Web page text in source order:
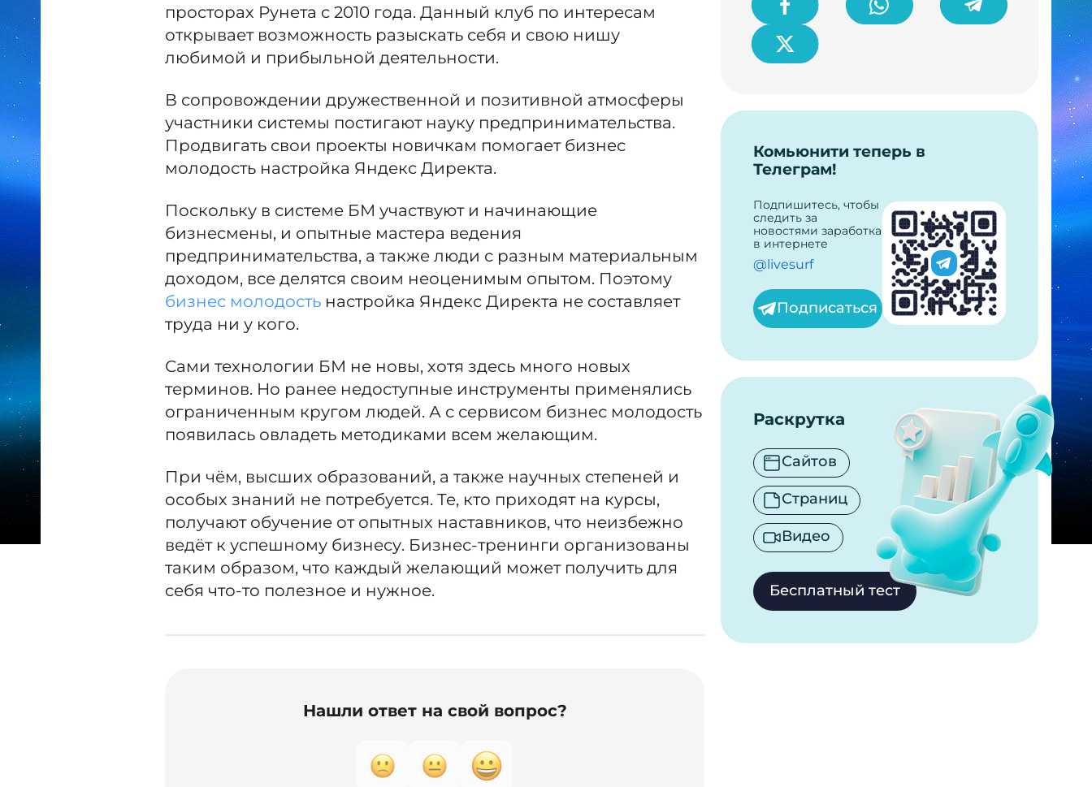
просторах Рунета с 2010 года. Данный клуб по интересам
открывает возможность разыскать себя и свою нишу
любимой и прибыльной деятельности.
В сопровождении дружественной и позитивной атмосферы
участники системы постигают науку предпринимательства.
Продвигать свои проекты новичкам помогает бизнес
молодость настройка Яндекс Директа.
Поскольку в системе БМ участвуют и начинающие
бизнесмены, и опытные мастера ведения
предпринимательства, а также люди с разным материальным
доходом, все делятся своим неоценимым опытом. Поэтому
бизнес молодость настройка Яндекс Директа не составляет
труда ни у кого.
Сами технологии БМ не новы, хотя здесь много новых
терминов. Но ранее недоступные инструменты применялись
ограниченным кругом людей. А с сервисом бизнес молодость
появилась овладеть методиками всем желающим.
При чём, высших образований, а также научных степеней и
особых знаний не потребуется. Те, кто приходят на курсы,
получают обучение от опытных наставников, что неизбежно
ведёт к успешному бизнесу. Бизнес-тренинги организованы
таким образом, что каждый желающий может получить для
себя что-то полезное и нужное.
Нашли ответ на свой вопрос?
Комьюнити теперь в
Телеграм!
Подпишитесь, чтобы
следить за
новостями заработка
в интернете
@livesurf
Подписаться
Раскрутка
Сайтов
Страниц
Видео
Бесплатный тест